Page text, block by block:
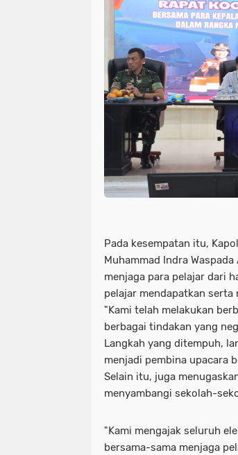
Pada kesempatan itu,
Muhammad Indra
menjaga para pelajar dari
pelajar mendapatkan serta
"Kami telah melakukan
berbagai tindakan yang
Langkah yang ditempuh,
menjadi pembina upacara
Selain itu, juga
menyambangi sekolah-
"Kami mengajak seluruh
bersama-sama menjaga